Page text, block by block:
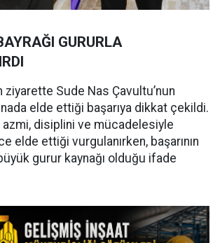
GURURLA
Sude Nas Çavultu’nun
elde ettiği başarıya dikkat çekildi.
disiplini ve mücadelesiyle
elde ettiği vurgulanırken, başarının
gurur kaynağı olduğu ifade